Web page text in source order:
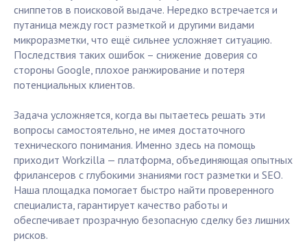
сниппетов в поисковой выдаче. Нередко встречается и
путаница между гост разметкой и другими видами
микроразметки, что ещё сильнее усложняет ситуацию.
Последствия таких ошибок – снижение доверия со
стороны Google, плохое ранжирование и потеря
потенциальных клиентов.
Задача усложняется, когда вы пытаетесь решать эти
вопросы самостоятельно, не имея достаточного
технического понимания. Именно здесь на помощь
приходит Workzilla — платформа, объединяющая опытных
фрилансеров с глубокими знаниями гост разметки и SEO.
Наша площадка помогает быстро найти проверенного
специалиста, гарантирует качество работы и
обеспечивает прозрачную безопасную сделку без лишних
рисков.